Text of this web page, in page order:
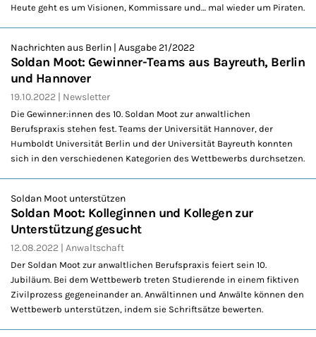
Heute geht es um Visionen, Kommissare und… mal wieder um Piraten.
Nachrichten aus Berlin | Ausgabe 21/2022
Soldan Moot: Gewinner-Teams aus Bayreuth, Berlin
und Hannover
19.10.2022 Newsletter
Die Gewinner:innen des 10. Soldan Moot zur anwaltlichen
Berufspraxis stehen fest. Teams der Universität Hannover, der
Humboldt Universität Berlin und der Universität Bayreuth konnten
sich in den verschiedenen Kategorien des Wettbewerbs durchsetzen.
Soldan Moot unterstützen
Soldan Moot: Kolleginnen und Kollegen zur
Unterstützung gesucht
12.08.2022 Anwaltschaft
Der Soldan Moot zur anwaltlichen Berufspraxis feiert sein 10.
Jubiläum. Bei dem Wettbewerb treten Studierende in einem fiktiven
Zivilprozess gegeneinander an. Anwältinnen und Anwälte können den
Wettbewerb unterstützen, indem sie Schriftsätze bewerten.